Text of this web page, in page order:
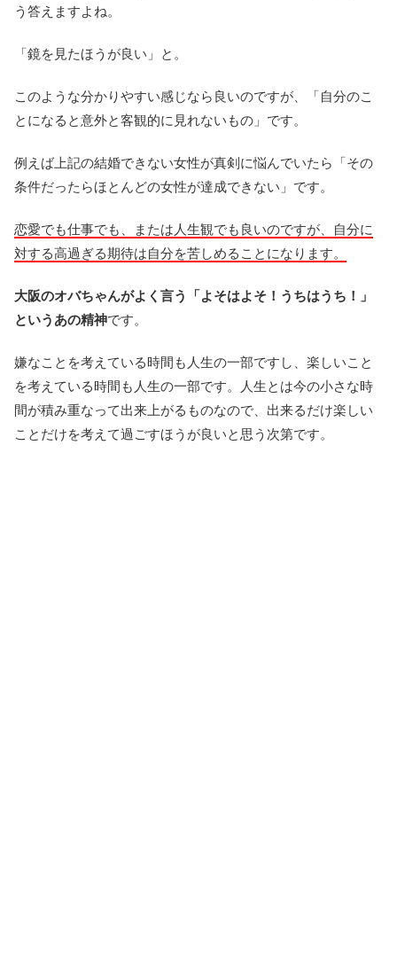
う答えますよね。
「鏡を見たほうが良い」と。
このような分かりやすい感じなら良いのですが、「自分のこ
とになると意外と客観的に見れないもの」です。
例えば上記の結婚できない女性が真剣に悩んでいたら「その
条件だったらほとんどの女性が達成できない」です。
恋愛でも仕事でも、または人生観でも良いのですが、自分に
対する高過ぎる期待は自分を苦しめることになります。
大阪のオバちゃんがよく言う「よそはよそ！うちはうち！」
というあの精神です。
嫌なことを考えている時間も人生の一部ですし、楽しいこと
を考えている時間も人生の一部です。人生とは今の小さな時
間が積み重なって出来上がるものなので、出来るだけ楽しい
ことだけを考えて過ごすほうが良いと思う次第です。